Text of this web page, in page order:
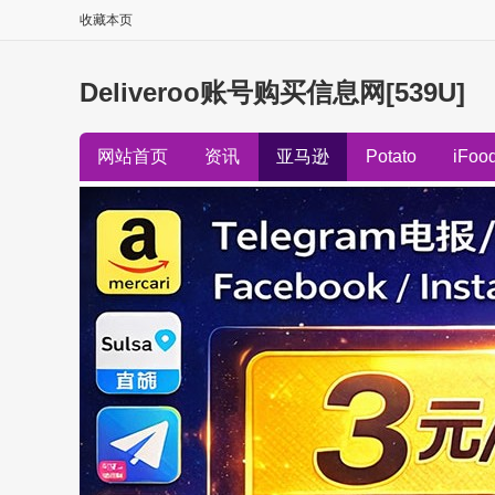
收藏本页
Deliveroo账号购买信息网[539U]
网站首页 资讯 亚马逊 Potato